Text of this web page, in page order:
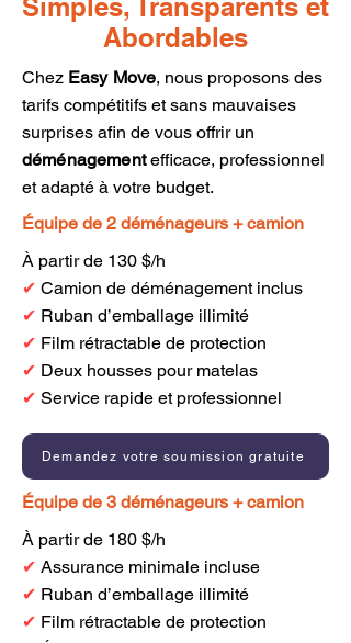
Simples, Transparents et
Abordables
Chez Easy Move, nous proposons des
tarifs compétitifs et sans mauvaises
surprises afin de vous offrir un
déménagementefficace, professionnel
et adapté à votre budget.
Équipe de 2 déménageurs + camion
À partir de 130 $/h
✔ Camion de déménagement inclus
✔ Ruban d’emballage illimité
✔ Film rétractable de protection
✔ Deux housses pour matelas
✔ Service rapide et professionnel
Demandez votre soumission gratuite
Équipe de 3 déménageurs + camion
À partir de 180 $/h
✔ Assurance minimale incluse
✔ Ruban d’emballage illimité
✔ Film rétractable de protection